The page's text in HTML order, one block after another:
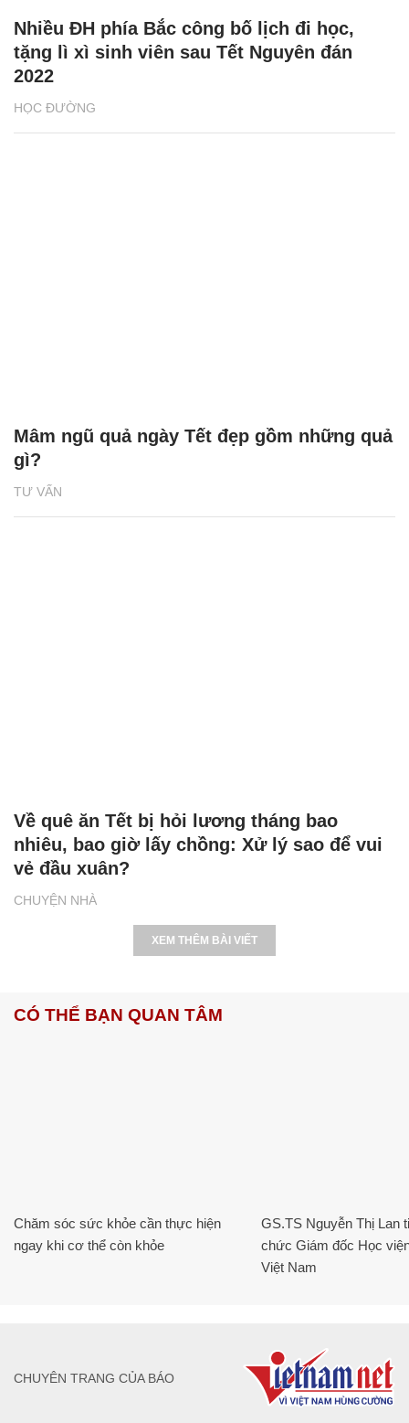
HỌC ĐƯỜNG
Nhiều ĐH phía Bắc công bố lịch đi học,
tặng lì xì sinh viên sau Tết Nguyên đán
2022
TƯ VẤN
Mâm ngũ quả ngày Tết đẹp gồm những quả
gì?
CHUYỆN NHÀ
Về quê ăn Tết bị hỏi lương tháng bao
nhiêu, bao giờ lấy chồng: Xử lý sao để vui
vẻ đầu xuân?
XEM THÊM BÀI VIẾT
CÓ THỂ BẠN QUAN TÂM
Chăm sóc sức khỏe cần thực hiện
ngay khi cơ thể còn khỏe
GS.TS Nguyễn Thị Lan
chức Giám đốc Học
Việt Nam
CHUYÊN TRANG CỦA BÁO